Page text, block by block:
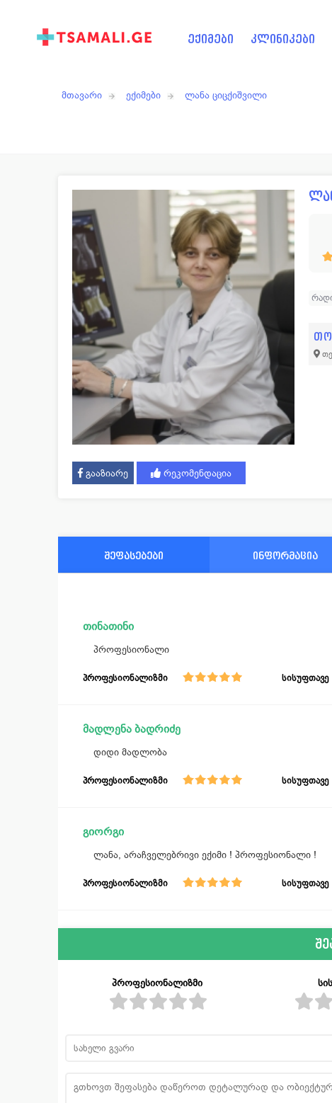
ექიმები კლინიკები
მთავარი ექიმები ლანა ციცქიშვილი
გააზიარე რეკომენდაცია
შეფასებები ინფორმაცია
თინათინი
პროფესიონალი
პროფესიონალიზმი სისუფთავე
მადლენა ბადრიძე
დიდი მადლობა
პროფესიონალიზმი სისუფთავე
გიორგი
ლანა, არაჩველებრივი ექიმი ! პროფესიონალი !
პროფესიონალიზმი სისუფთავე
პროფესიონალიზმი